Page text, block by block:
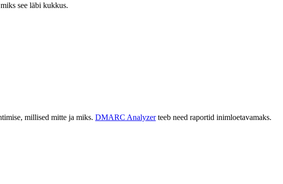
see läbi kukkus.
millised mitte ja miks. DMARC Analyzerteeb need raportid inimloetavamaks.